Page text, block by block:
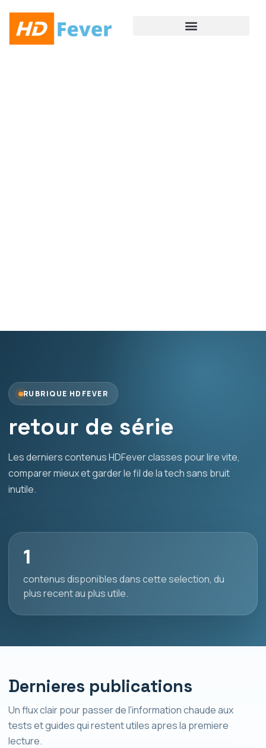
RUBRIQUE HDFEVER
retour de série
Les derniers contenus HDFever classes pour lire vite,
comparer mieux et garder le fil de la tech sans bruit
inutile.
1
contenus disponibles dans cette selection, du
plus recent au plus utile.
Dernieres publications
Un flux clair pour passer de l'information chaude aux
tests et guides qui restent utiles apres la premiere
lecture.